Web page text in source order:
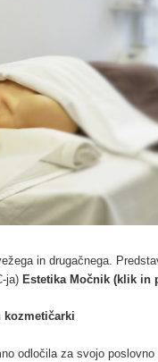
in drugačnega.
ja) Estetika Močnik (klik in
kozmetičarki
odločila za svojo